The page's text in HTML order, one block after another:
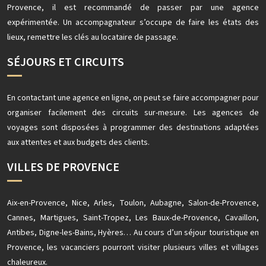
Provence, il est recommandé de passer par une agence
expérimentée. Un accompagnateur s’occupe de faire les états des
lieux, remettre les clés au locataire de passage.
SÉJOURS ET CIRCUITS
En contactant une agence en ligne, on peut se faire accompagner pour
organiser facilement des circuits sur-mesure. Les agences de
voyages sont disposées à programmer des destinations adaptées
aux attentes et aux budgets des clients.
VILLES DE PROVENCE
Aix-en-Provence, Nice, Arles, Toulon, Aubagne, Salon-de-Provence,
Cannes, Martigues, Saint-Tropez, Les Baux-de-Provence, Cavaillon,
Antibes, Digne-les-Bains, Hyères… Au cours d’un séjour touristique en
Provence, les vacanciers pourront visiter plusieurs villes et villages
chaleureux.